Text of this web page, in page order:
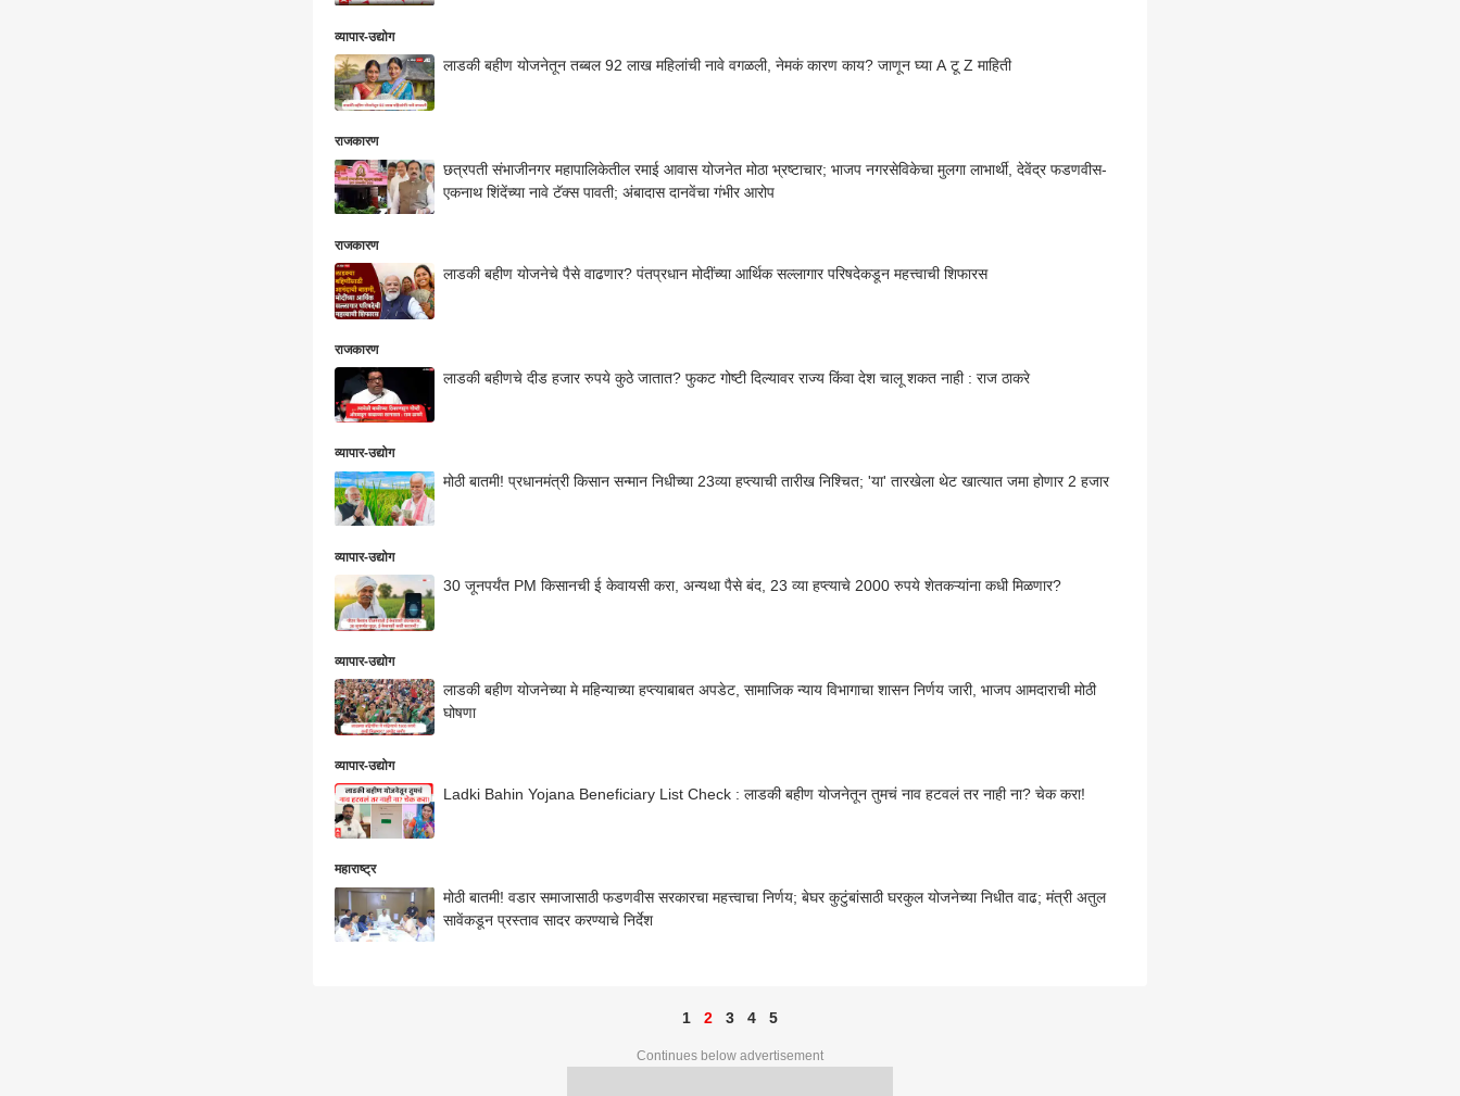
व्यापार-उद्योग
लाडकी बहीण योजनेतून तब्बल 92 लाख महिलांची नावे वगळली, नेमकं कारण काय? जाणून घ्या A टू Z माहिती
राजकारण
छत्रपती संभाजीनगर महापालिकेतील रमाई आवास योजनेत मोठा भ्रष्टाचार; भाजप नगरसेविकेचा मुलगा लाभार्थी, देवेंद्र फडणवीस-
एकनाथ शिंदेंच्या नावे टॅक्स पावती; अंबादास दानवेंचा गंभीर आरोप
राजकारण
लाडकी बहीण योजनेचे पैसे वाढणार? पंतप्रधान मोदींच्या आर्थिक सल्लागार परिषदेकडून महत्त्वाची शिफारस
राजकारण
लाडकी बहीणचे दीड हजार रुपये कुठे जातात? फुकट गोष्टी दिल्यावर राज्य किंवा देश चालू शकत नाही : राज ठाकरे
व्यापार-उद्योग
मोठी बातमी! प्रधानमंत्री किसान सन्मान निधीच्या 23व्या हप्त्याची तारीख निश्चित; 'या' तारखेला थेट खात्यात जमा होणार 2 हजार
व्यापार-उद्योग
30 जूनपर्यंत PM किसानची ई केवायसी करा, अन्यथा पैसे बंद, 23 व्या हप्त्याचे 2000 रुपये शेतकऱ्यांना कधी मिळणार?
व्यापार-उद्योग
लाडकी बहीण योजनेच्या मे महिन्याच्या हप्त्याबाबत अपडेट, सामाजिक न्याय विभागाचा शासन निर्णय जारी, भाजप आमदाराची मोठी
घोषणा
व्यापार-उद्योग
Ladki Bahin Yojana Beneficiary List Check : लाडकी बहीण योजनेतून तुमचं नाव हटवलं तर नाही ना? चेक करा!
महाराष्ट्र
मोठी बातमी! वडार समाजासाठी फडणवीस सरकारचा महत्त्वाचा निर्णय; बेघर कुटुंबांसाठी घरकुल योजनेच्या निधीत वाढ; मंत्री अतुल
सावेंकडून प्रस्ताव सादर करण्याचे निर्देश
1 2 3 4 5
Continues below advertisement